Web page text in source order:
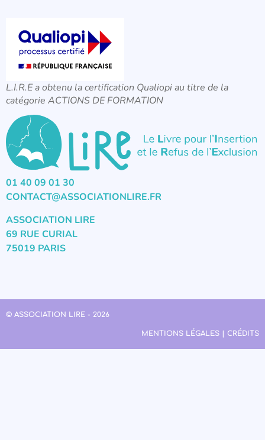
L.I.R.E a obtenu la certification Qualiopi au titre de la
catégorie ACTIONS DE FORMATION
01 40 09 01 30
CONTACT@ASSOCIATIONLIRE.FR
ASSOCIATION LIRE
69 RUE CURIAL
75019 PARIS
© ASSOCIATION LIRE - 2026
MENTIONS LÉGALES | CRÉDITS